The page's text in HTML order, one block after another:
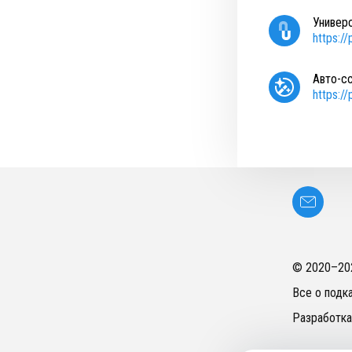
https://
Авто-
https://
© 2020–
Все о
Разработка